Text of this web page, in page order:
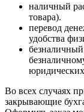
наличный
товара).
перевод
удобства
безналичный
Во всех случаях
закрывающие